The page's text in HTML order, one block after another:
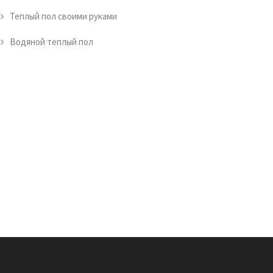
Теплый пол своими руками
Водяной теплый пол